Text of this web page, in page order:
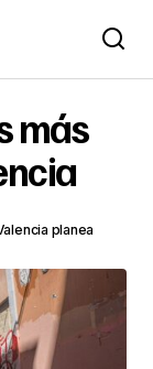
más
planea